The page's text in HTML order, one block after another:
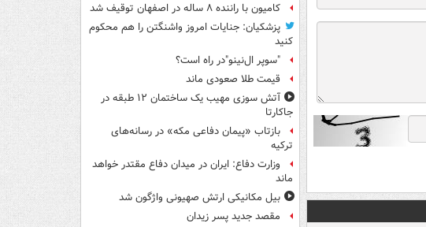
کامیون با راننده ۸ ساله در اصفهان توقیف شد
پزشکیان: جنایات امروز واشنگتن را هم محکوم
کنید
"سوپر ال‌نینو"در راه است؟
قیمت طلا صعودی ماند
آتش سوزی مهیب یک ساختمان ۱۲ طبقه در
جاکارتا
بازتاب «پیمان دفاعی مکه» در رسانه‌های
ترکیه
وزارت دفاع: ایران در میدان دفاع مقتدر خواهد
ماند
بیل مکانیکی ارتش صهیونی واژگون شد
مقصد جدید پسر زیدان